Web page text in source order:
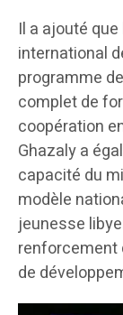
Il a ajouté
international
programme
complet de
coopération
Ghazaly a
capacité du
modèle
jeunesse
renforcement
de